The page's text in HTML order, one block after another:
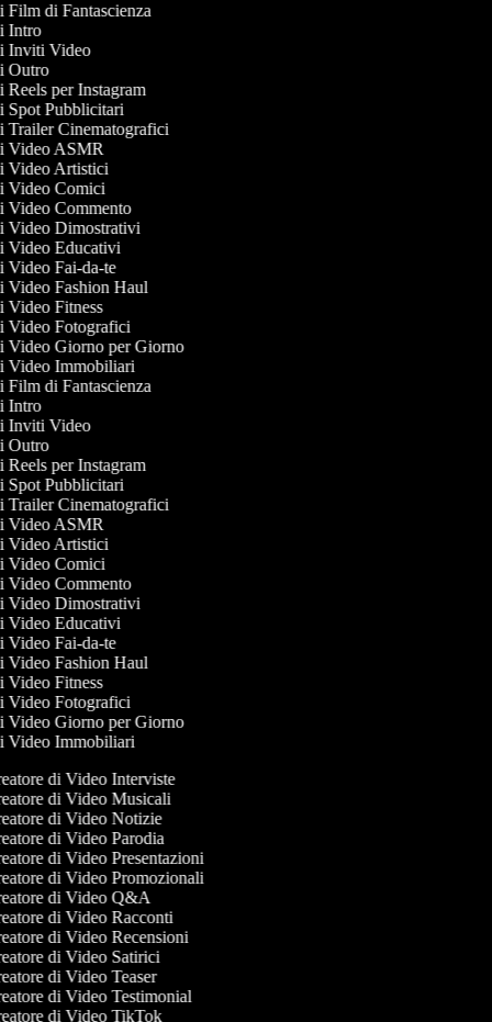
Film di Fantascienza
Intro
Inviti Video
Outro
Reels per Instagram
Spot Pubblicitari
Trailer Cinematografici
Video ASMR
Video Artistici
Video Comici
Video Commento
Video Dimostrativi
Video Educativi
Video Fai-da-te
Video Fashion Haul
Video Fitness
Video Fotografici
Video Giorno per Giorno
Video Immobiliari
Film di Fantascienza
Intro
Inviti Video
Outro
Reels per Instagram
Spot Pubblicitari
Trailer Cinematografici
Video ASMR
Video Artistici
Video Comici
Video Commento
Video Dimostrativi
Video Educativi
Video Fai-da-te
Video Fashion Haul
Video Fitness
Video Fotografici
Video Giorno per Giorno
Video Immobiliari
di Video Interviste
di Video Musicali
di Video Notizie
di Video Parodia
di Video Presentazioni
di Video Promozionali
di Video Q&A
di Video Racconti
di Video Recensioni
di Video Satirici
di Video Teaser
di Video Testimonial
di Video TikTok